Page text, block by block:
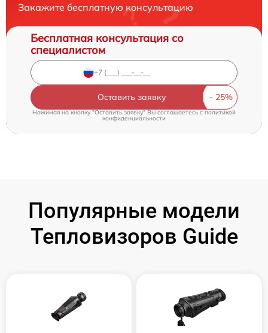
Закажите бесплатную консультацию
Бесплатная консультация со
специалистом
Оставить заявку
Нажимая на кнопку "Оставить заявку" Вы соглашаетесь cполитикой
конфиденциальности
Популярные модели
Тепловизоров Guide